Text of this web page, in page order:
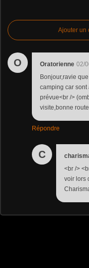
Ajouter un
O Oratorienne 02/
Bonjour,ravie
camping car
prévue<br />
visite,bonne
Répondre
C
<br />
voir lors